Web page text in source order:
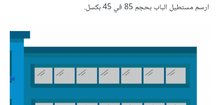
ارسم مستطيل الباب بحجم 85 في 45 بكسل.